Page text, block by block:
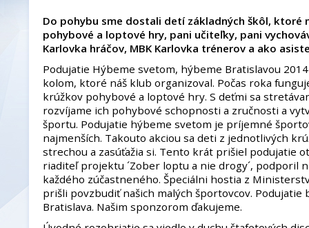
Do pohybu sme dostali detí základných škôl, ktoré
pohybové a loptové hry, pani učiteľky, pani
Karlovka hráčov, MBK Karlovka trénerov a ako
Podujatie Hýbeme svetom, hýbeme Bratislavou
kolom, ktoré náš klub organizoval. Počas roka
krúžkov pohybové a loptové hry. S deťmi sa
rozvíjame ich pohybové schopnosti a zručnosti a
športu. Podujatie hýbeme svetom je príjemné
najmenších. Takouto akciou sa deti z jednotlivých
strechou a zasúťažia si. Tento krát prišiel podujatie
riaditeľ projektu ´Zober loptu a nie drogy´, podporil
každého zúčastneného. Špeciálni hostia z
prišli povzbudiť našich malých športovcov.
Bratislava. Našim sponzorom ďakujeme.